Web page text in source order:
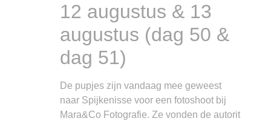
12 augustus & 13
augustus (dag 50 &
dag 51)
De pupjes zijn vandaag mee geweest
naar Spijkenisse voor een fotoshoot bij
Mara&Co Fotografie. Ze vonden de autorit